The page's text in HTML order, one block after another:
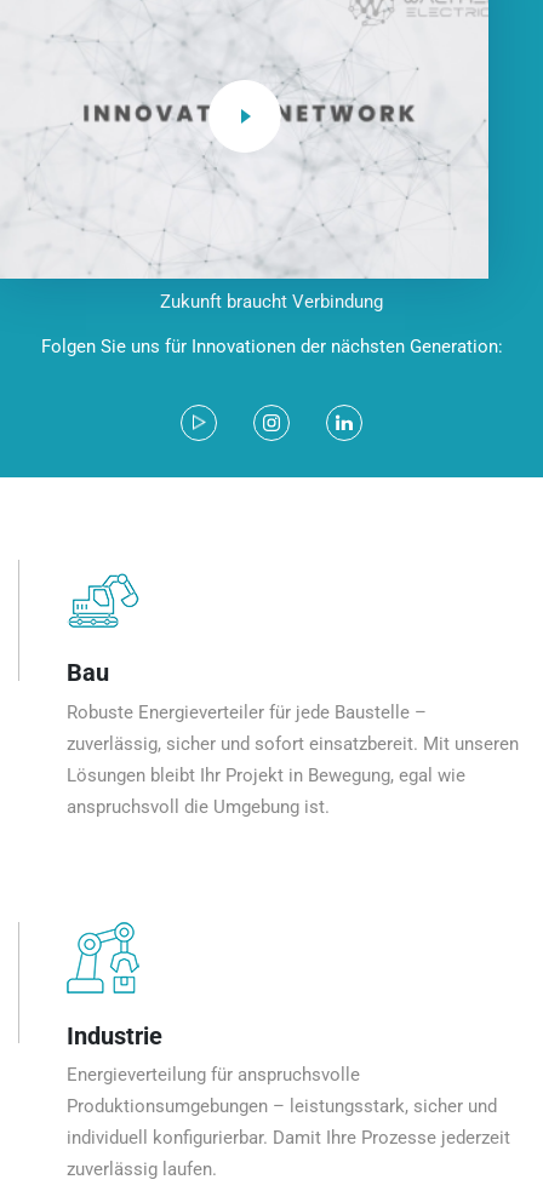
Zukunft braucht Verbindung
Folgen Sie uns für Innovationen der nächsten Generation:
Bau
Robuste Energieverteiler für jede Baustelle –
zuverlässig, sicher und sofort einsatzbereit. Mit unseren
Lösungen bleibt Ihr Projekt in Bewegung, egal wie
anspruchsvoll die Umgebung ist.
Industrie
Energieverteilung für anspruchsvolle
Produktionsumgebungen – leistungsstark, sicher und
individuell konfigurierbar. Damit Ihre Prozesse jederzeit
zuverlässig laufen.